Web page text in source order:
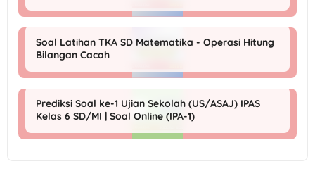
Soal Latihan TKA SD Matematika - Operasi Hitung
Bilangan Cacah
Prediksi Soal ke-1 Ujian Sekolah (US/ASAJ) IPAS
Kelas 6 SD/MI | Soal Online (IPA-1)